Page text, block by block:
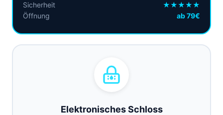
Sicherheit
★★★★★
Öffnung
ab 79€
Elektronisches Schloss